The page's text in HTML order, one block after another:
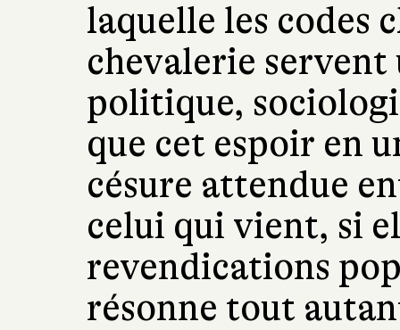
laquelle les codes
chevalerie servent
politique,
que cet espoir en
césure attendue
celui qui vient, si
revendications
résonne tout